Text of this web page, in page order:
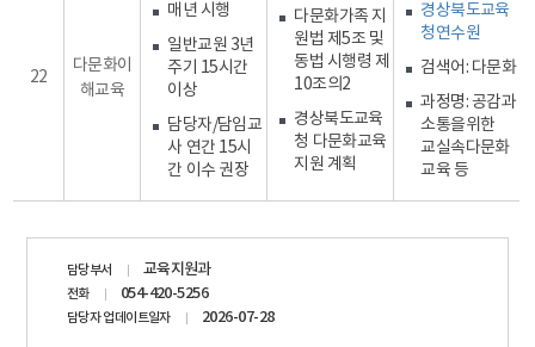
22
다문화이
해교육
매년 시행
일반교원 3년
주기 15시간
이상
담당자/담임교
사 연간 15시
간 이수 권장
다문화가족 지
원법 제5조 및
동법 시행령 제
10조의2
경상북도교육
청 다문화교육
지원 계획
경상북도교육
청연수원
검색어: 다문화
과정명: 공감과
소통을위한
교실속다문화
교육 등
담당부서 교육지원과
전화 054-420-5256
담당자 업데이트일자 2026-07-28